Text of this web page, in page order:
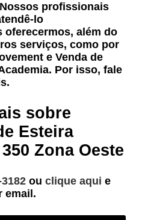
profissionais
lo
oferecermos, além do
serviços, como por
e Venda de
Por isso, fale
sobre
Esteira
Zona Oeste
3182ouclique aqui e
email.